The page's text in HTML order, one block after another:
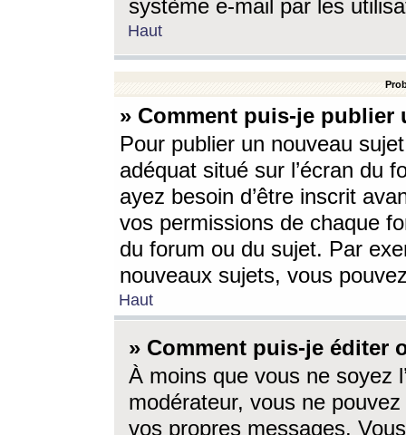
système e-mail par les
Haut
» Comment puis-je
Pour publier un nouveau
adéquat situé sur l’écran du
ayez besoin d’être inscrit
vos permissions de chaque
du forum ou du sujet. Par
nouveaux sujets, vous
Haut
» Comment puis-je éditer
À moins que vous ne soyez
modérateur, vous ne
vos propres messages.